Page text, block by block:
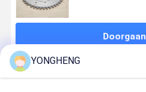
Doorgaan
Geadviseerde Producten
YONGHENG